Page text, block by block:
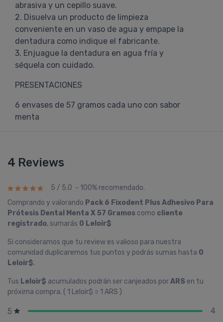
abrasiva y un cepillo suave.
2. Disuelva un producto de limpieza
conveniente en un vaso de agua y empape la
dentadura como indique el fabricante.
3. Enjuague la dentadura en agua fría y
séquela con cuidado.
PRESENTACIONES
6 envases de 57 gramos cada uno con sabor
menta
4 Reviews
5 / 5.0 - 100% recomendado.
Comprando y valorando Pack 6 Fixodent Plus Adhesivo Para
Prótesis Dental Menta X 57 Gramos como cliente
registrado, sumarás 0 Leloir$
Si consideramos que tu review es valioso para nuestra
comunidad duplicaremos tus puntos y podrás sumas hasta 0
Leloir$.
Tus Leloir$ acumulados podrán ser canjeados porARS en tu
próxima compra. ( 1 Leloir$ = 1 ARS )
5
4